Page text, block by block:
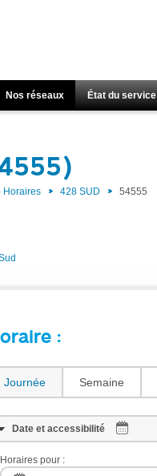
Nos réseaux État du service
Horaires 428 SUD 54555
:
Journée Semaine
Date et accessibilité
Horaires pour :